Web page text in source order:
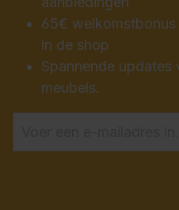
65€
in de shop
Spannende updates
meubels.